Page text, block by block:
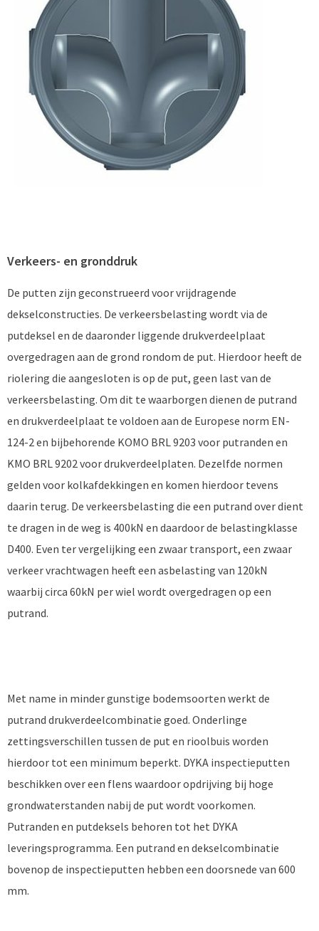
Verkeers- en gronddruk
De putten zijn geconstrueerd voor vrijdragende
dekselconstructies. De verkeersbelasting wordt via de
putdeksel en de daaronder liggende drukverdeelplaat
overgedragen aan de grond rondom de put. Hierdoor heeft de
riolering die aangesloten is op de put, geen last van de
verkeersbelasting. Om dit te waarborgen dienen de putrand
en drukverdeelplaat te voldoen aan de Europese norm EN-
124-2 en bijbehorende KOMO BRL 9203 voor putranden en
KMO BRL 9202 voor drukverdeelplaten. Dezelfde normen
gelden voor kolkafdekkingen en komen hierdoor tevens
daarin terug. De verkeersbelasting die een putrand over dient
te dragen in de weg is 400kN en daardoor de belastingklasse
D400. Even ter vergelijking een zwaar transport, een zwaar
verkeer vrachtwagen heeft een asbelasting van 120kN
waarbij circa 60kN per wiel wordt overgedragen op een
putrand.
Met name in minder gunstige bodemsoorten werkt de
putrand drukverdeelcombinatie goed. Onderlinge
zettingsverschillen tussen de put en rioolbuis worden
hierdoor tot een minimum beperkt. DYKA inspectieputten
beschikken over een flens waardoor opdrijving bij hoge
grondwaterstanden nabij de put wordt voorkomen.
Putranden en putdeksels behoren tot het DYKA
leveringsprogramma. Een putrand en dekselcombinatie
bovenop de inspectieputten hebben een doorsnede van 600
mm.